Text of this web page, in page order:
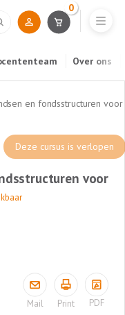
Over ons
0
en fondsstructuren voor
Deze cursus is verlopen
voor
Mail Print PDF